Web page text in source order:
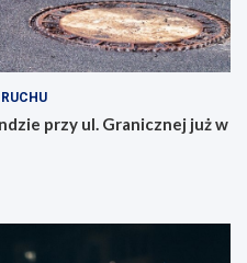
przy ul. Granicznej już w